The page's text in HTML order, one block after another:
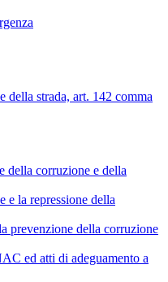
strada, art. 142 comma
della corruzione e della
e la repressione della
prevenzione della corruzione
ed atti di adeguamento a